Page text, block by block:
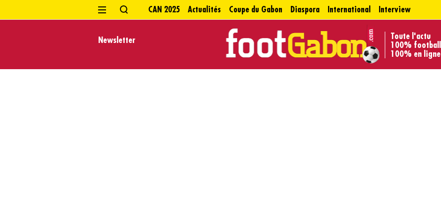
CAN 2025 Actualités Coupe du Gabon Diaspora International Interview
Newsletter
Toute l'actu
100% football
100% en ligne